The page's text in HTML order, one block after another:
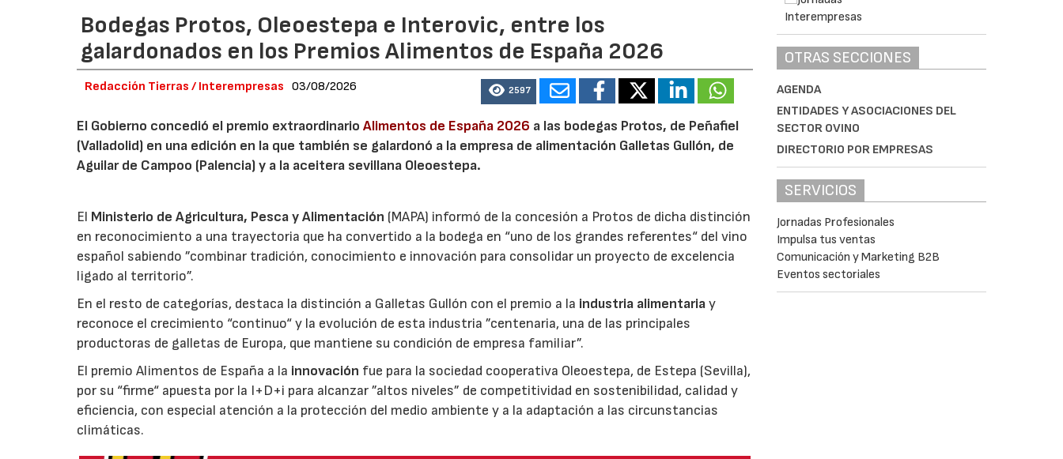
Bodegas Protos, Oleoestepa e Interovic, entre los
galardonados en los Premios Alimentos de España 2026
Redacción Tierras / Interempresas 03/08/2026 2597
El Gobierno concedió el premio extraordinarioAlimentos de España 2026 a las bodegas Protos, de Peñafiel
(Valladolid) en una edición en la que también se galardonó a la empresa de alimentación Galletas Gullón, de
Aguilar de Campoo (Palencia) y a la aceitera sevillana Oleoestepa.
El Ministerio de Agricultura, Pesca y Alimentación (MAPA) informó de la concesión a Protos de dicha distinción
en reconocimiento a una trayectoria que ha convertido a la bodega en “uno de los grandes referentes“ del vino
español sabiendo ”combinar tradición, conocimiento e innovación para consolidar un proyecto de excelencia
ligado al territorio”.
En el resto de categorías, destaca la distinción a Galletas Gullón con el premio a la industria alimentariay
reconoce el crecimiento “continuo“ y la evolución de esta industria ”centenaria, una de las principales
productoras de galletas de Europa, que mantiene su condición de empresa familiar”.
El premio Alimentos de España a la innovación fue para la sociedad cooperativa Oleoestepa, de Estepa (Sevilla),
por su “firme“ apuesta por la I+D+i para alcanzar ”altos niveles” de competitividad en sostenibilidad, calidad y
eficiencia, con especial atención a la protección del medio ambiente y a la adaptación a las circunstancias
climáticas.
OTRAS SECCIONES
AGENDA
ENTIDADES Y ASOCIACIONES DEL
SECTOR OVINO
DIRECTORIO POR EMPRESAS
SERVICIOS
Jornadas Profesionales
Impulsa tus ventas
Comunicación y Marketing B2B
Eventos sectoriales